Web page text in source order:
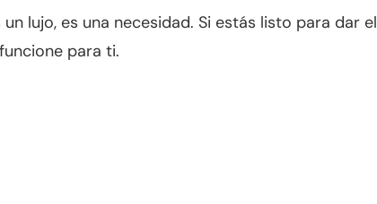
lujo, es una necesidad. Si estás listo para dar el
para ti.